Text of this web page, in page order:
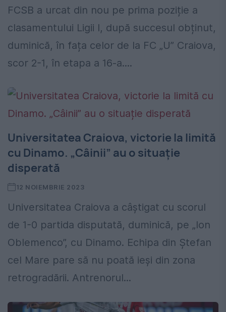
FCSB a urcat din nou pe prima poziție a
clasamentului Ligii I, după succesul obținut,
duminică, în fața celor de la FC „U” Craiova,
scor 2-1, în etapa a 16-a....
Universitatea Craiova, victorie la limită
cu Dinamo. „Câinii” au o situație
disperată
12 NOIEMBRIE 2023
Universitatea Craiova a câștigat cu scorul
de 1-0 partida disputată, duminică, pe „Ion
Oblemenco”, cu Dinamo. Echipa din Ștefan
cel Mare pare să nu poată ieși din zona
retrogradării. Antrenorul...